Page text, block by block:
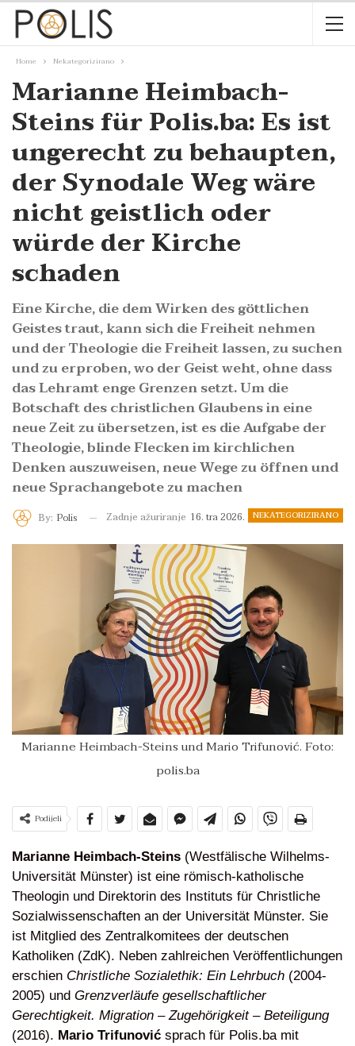
Home Nekategorizirano
Marianne Heimbach-
Steins für Polis.ba: Es ist
ungerecht zu behaupten,
der Synodale Weg wäre
nicht geistlich oder
würde der Kirche
schaden
Eine Kirche, die dem Wirken des göttlichen
Geistes traut, kann sich die Freiheit nehmen
und der Theologie die Freiheit lassen, zu suchen
und zu erproben, wo der Geist weht, ohne dass
das Lehramt enge Grenzen setzt. Um die
Botschaft des christlichen Glaubens in eine
neue Zeit zu übersetzen, ist es die Aufgabe der
Theologie, blinde Flecken im kirchlichen
Denken auszuweisen, neue Wege zu öffnen und
neue Sprachangebote zu machen
NEKATEGORIZIRANO
By: Polis Zadnje ažuriranje 16. tra 2026.
Marianne Heimbach-Steins und Mario Trifunović. Foto:
polis.ba
Podijeli
Marianne Heimbach-Steins (Westfälische Wilhelms-
Universität Münster) ist eine römisch-katholische
Theologin und Direktorin des Instituts für Christliche
Sozialwissenschaften an der Universität Münster. Sie
ist Mitglied des Zentralkomitees der deutschen
Katholiken (ZdK). Neben zahlreichen Veröffentlichungen
erschien Christliche Sozialethik: Ein Lehrbuch (2004-
2005) und Grenzverläufe gesellschaftlicher
Gerechtigkeit. Migration – Zugehörigkeit – Beteiligung
(2016). Mario Trifunović sprach für Polis.ba mit